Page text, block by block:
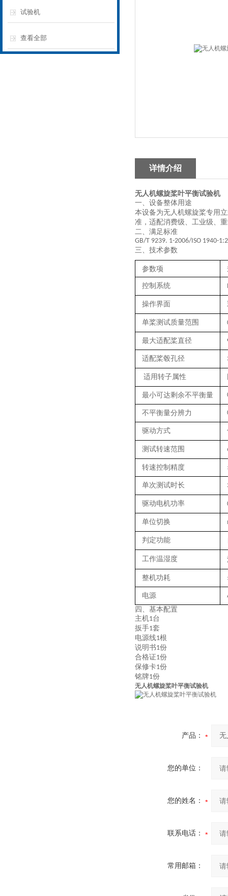
试验机
查看全部
详情介绍
无人机螺旋桨叶平衡试验机
一、 设备整体用途
本设备为无人机螺旋桨专用
准，适配消费级、工业级、
二、满足标准
GB/T 9239. 1-2006/ISO 1940-
三、技术参数
‌参数项‌
控制系统
操作界面
单桨测试质量范围
最大适配桨直径
适配桨毂孔径
适用转子属性
最小可达剩余不平衡量
不平衡量分辨力
驱动方式
测试转速范围
转速控制精度
单次测试时长
驱动电机功率
单位切换
判定功能
工作温湿度
整机功耗
电源
四、基本配置
主机1台
扳手1套
电源线1根
说明书1份
合格证1份
保修卡1份
铭牌1份
无人机螺旋桨叶平衡试验机
产品：
您的单位：
您的姓名：
联系电话：
常用邮箱：